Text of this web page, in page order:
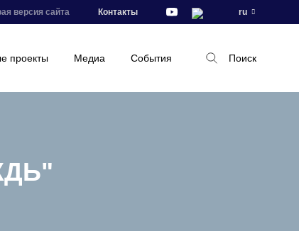
версия сайта Контакты ru
проекты Медиа События Поиск